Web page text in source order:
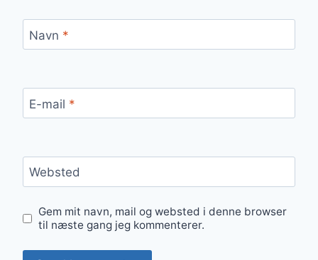
Navn *
E-mail *
Websted
Gem mit navn, mail og websted i denne browser
til næste gang jeg kommenterer.